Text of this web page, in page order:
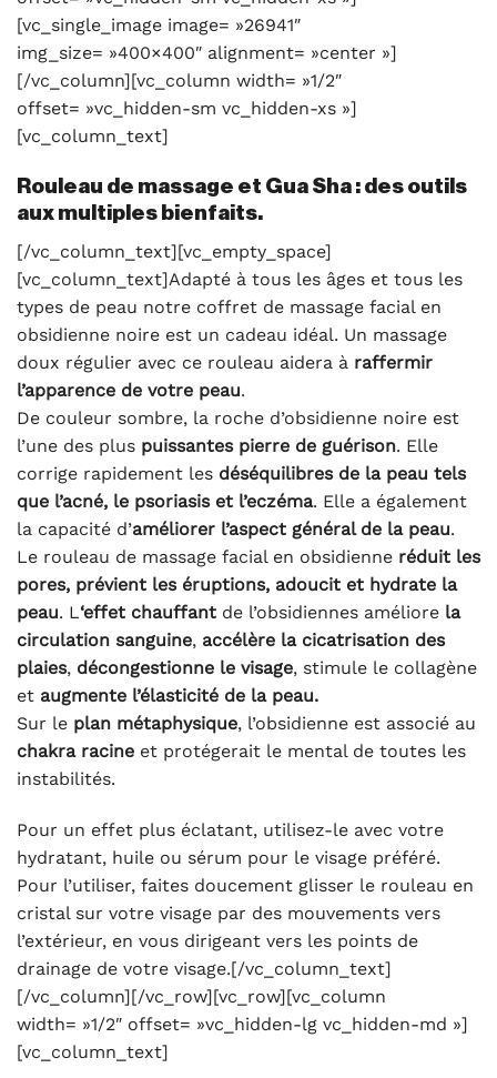
[vc_single_image image= »26941″
img_size= »400×400″ alignment= »center »]
[/vc_column][vc_column width= »1/2″
offset= »vc_hidden-sm vc_hidden-xs »]
[vc_column_text]
Rouleau de massage et Gua Sha : des outils
aux multiples bienfaits.
[/vc_column_text][vc_empty_space]
[vc_column_text]Adapté à tous les âges et tous les
types de peau notre coffret de massage facial en
obsidienne noire est un cadeau idéal. Un massage
doux régulier avec ce rouleau aidera à raffermir
l’apparence de votre peau.
De couleur sombre, la roche d’obsidienne noire est
l’une des plus puissantes pierre de guérison. Elle
corrige rapidement les déséquilibres de la peau tels
que l’acné, le psoriasis et l’eczéma. Elle a également
la capacité d’améliorer l’aspect général de la peau.
Le rouleau de massage facial en obsidienne réduit les
pores, prévient les éruptions, adoucit et hydrate la
peau. L‘effet chauffant de l’obsidiennes améliore la
circulation sanguine, accélère la cicatrisation des
plaies, décongestionne le visage, stimule le collagène
et augmente l’élasticité de la peau.
Sur le plan métaphysique, l’obsidienne est associé au
chakra racine et protégerait le mental de toutes les
instabilités.
Pour un effet plus éclatant, utilisez-le avec votre
hydratant, huile ou sérum pour le visage préféré.
Pour l’utiliser, faites doucement glisser le rouleau en
cristal sur votre visage par des mouvements vers
l’extérieur, en vous dirigeant vers les points de
drainage de votre visage.[/vc_column_text]
[/vc_column][/vc_row][vc_row][vc_column
width= »1/2″ offset= »vc_hidden-lg vc_hidden-md »]
[vc_column_text]